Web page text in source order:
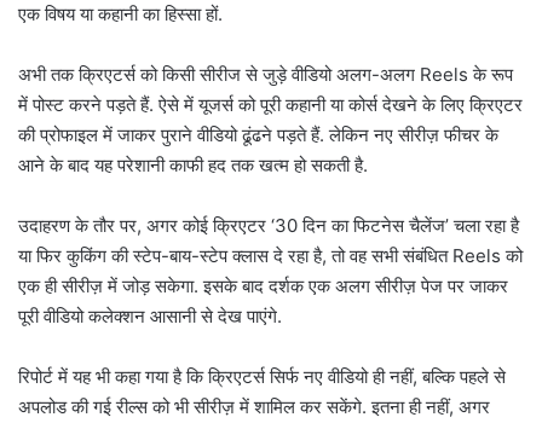
एक विषय या कहानी का हिस्सा हों.
अभी तक क्रिएटर्स को किसी सीरीज से जुड़े वीडियो अलग-अलग Reels के रूप
में पोस्ट करने पड़ते हैं. ऐसे में यूजर्स को पूरी कहानी या कोर्स देखने के लिए क्रिएटर
की प्रोफाइल में जाकर पुराने वीडियो ढूंढने पड़ते हैं. लेकिन नए सीरीज़ फीचर के
आने के बाद यह परेशानी काफी हद तक खत्म हो सकती है.
उदाहरण के तौर पर, अगर कोई क्रिएटर ‘30 दिन का फिटनेस चैलेंज’ चला रहा है
या फिर कुकिंग की स्टेप-बाय-स्टेप क्लास दे रहा है, तो वह सभी संबंधित Reels को
एक ही सीरीज़ में जोड़ सकेगा. इसके बाद दर्शक एक अलग सीरीज़ पेज पर जाकर
पूरी वीडियो कलेक्शन आसानी से देख पाएंगे.
रिपोर्ट में यह भी कहा गया है कि क्रिएटर्स सिर्फ नए वीडियो ही नहीं, बल्कि पहले से
अपलोड की गई रील्स को भी सीरीज़ में शामिल कर सकेंगे. इतना ही नहीं, अगर